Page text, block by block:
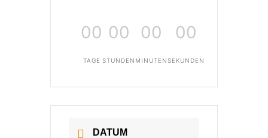
00
TAGE
00
STUNDEN
00
MINUTEN
00
SEKUNDEN
DATUM